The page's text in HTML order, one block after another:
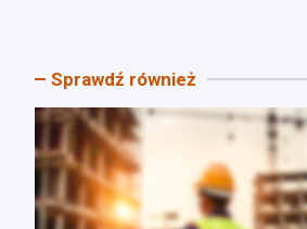
Sprawdź również